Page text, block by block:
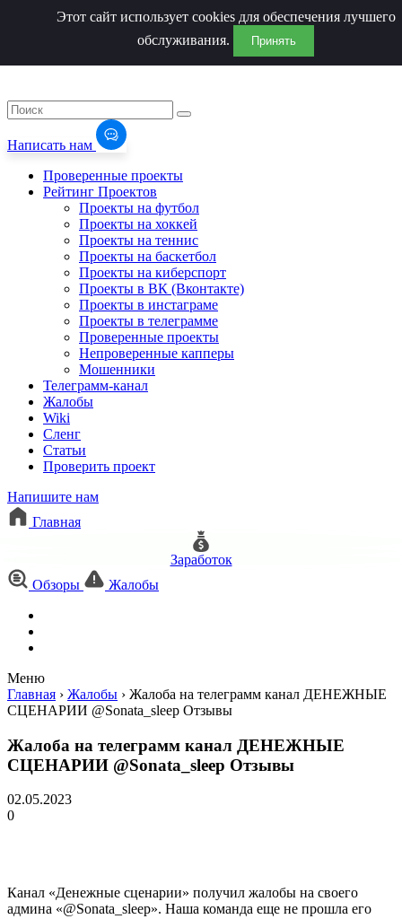
Написать нам
Проверенные проекты
Рейтинг Проектов
Проекты на футбол
Проекты на хоккей
Проекты на теннис
Проекты на баскетбол
Проекты на киберспорт
Проекты в ВК (Вконтакте)
Проекты в инстаграме
Проекты в телеграмме
Проверенные проекты
Непроверенные капперы
Мошенники
Телеграмм-канал
Жалобы
Wiki
Сленг
Статьи
Проверить проект
Напишите нам
Главная
Заработок
Обзоры
Жалобы
Меню
Этот сайт использует cookies для обеспечения лучшего
обслуживания.
Принять
Главная › Жалобы › Жалоба на телеграмм канал ДЕНЕЖНЫЕ
СЦЕНАРИИ @Sonata_sleep Отзывы
Жалоба на телеграмм канал ДЕНЕЖНЫЕ
СЦЕНАРИИ @Sonata_sleep Отзывы
02.05.2023
0
Канал «Денежные сценарии» получил жалобы на своего
админа «@Sonata_sleep». Наша команда еще не прошла его